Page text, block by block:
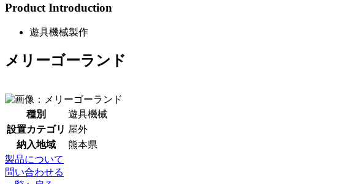
Product Introduction
遊具機械製作
メリーゴーランド
種別
遊具機械
設置カテゴリ 屋外
納入地域
熊本県
製品について
問い合わせる